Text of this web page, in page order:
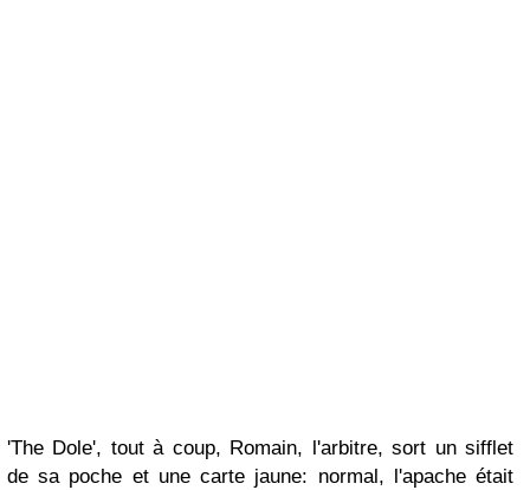
'The Dole', tout à coup, Romain, l'arbitre, sort un sifflet
de sa poche et une carte jaune: normal, l'apache était